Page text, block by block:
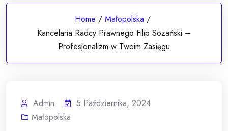
Home / Małopolska /
Kancelaria Radcy Prawnego Filip Sozański –
Profesjonalizm w Twoim Zasięgu
Admin
5 Października, 2024
Małopolska